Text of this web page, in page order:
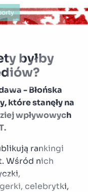
byłby
- Błońska
które stanęły na
wpływowych
rankingi
Wśród nich
celebrytki,